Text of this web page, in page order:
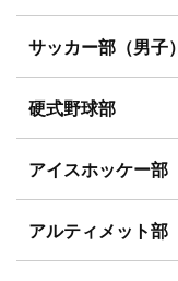
サッカー部（男子）
硬式野球部
アイスホッケー部
アルティメット部